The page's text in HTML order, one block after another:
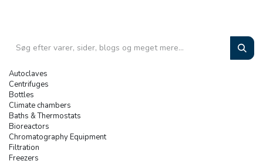
Autoclaves
Centrifuges
Bottles
Climate chambers
Baths & Thermostats
Bioreactors
Chromatography Equipment
Filtration
Freezers